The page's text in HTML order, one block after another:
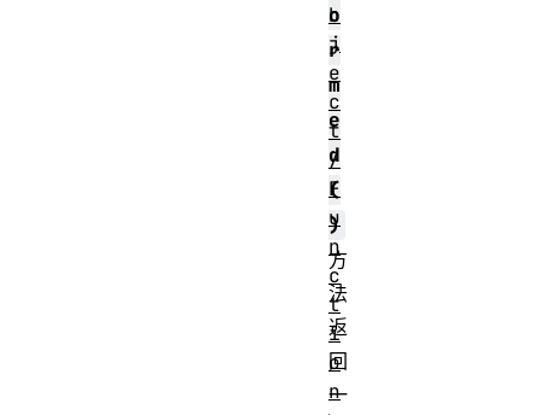
o
r
m
e
d
(
)
方
法
返
回
一
b
j
e
c
t
/
F
u
n
c
t
i
o
n